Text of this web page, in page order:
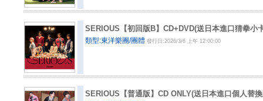
SERIOUS【初回版B】CD+DVD(送日本進口猜拳小
類型:東洋樂團/團體發行日:2026/3/6 上午 12:00:00
SERIOUS【普通版】CD ONLY(送日本進口個人替